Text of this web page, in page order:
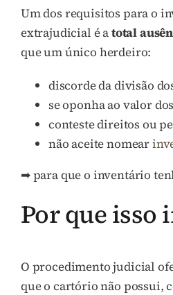
Um dos requisitos para o
extrajudicial é atotal
que um único herdeiro:
discorde da divisão
se oponha ao valor
conteste direitos ou
não aceite nomear
➡ para que o inventário
Por que isso
O procedimento judicial
que o cartório não possui,